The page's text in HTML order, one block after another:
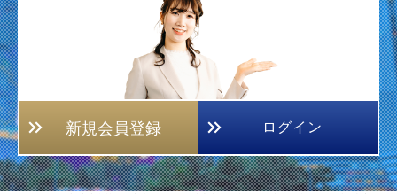
新規会員登録 ログイン